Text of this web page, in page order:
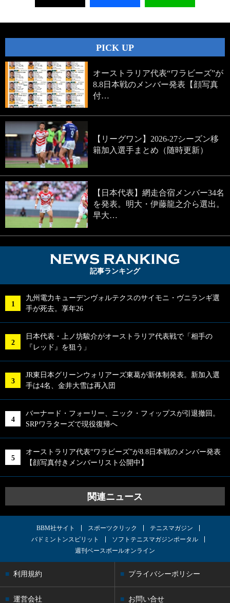
PICK UP
オーストラリア代表“ワラビーズ”が
8.8日本戦のメンバー発表【顔写真
付…
【リーグワン】2026-27シーズン移
籍加入選手まとめ（随時更新）
【日本代表】網走合宿メンバー34名
を発表。明大・伊藤龍之介ら選出。
早大…
記事ランキング
九州電力キューデンヴォルテクスのサイモニ・ヴニランギ選
手が死去。享年26
日本代表・上ノ坊駿介がオーストラリア代表戦で「相手の
『レッド』を狙う」
JR東日本グリーンウォリアーズ東葛が新体制発表。新加入選
手は4名、金井大雪は再入団
バーナード・フォーリー、ニック・フィップスが引退撤回。
SRPワラターズで現役復帰へ
オーストラリア代表“ワラビーズ”が8.8日本戦のメンバー発表
【顔写真付きメンバーリスト公開中】
関連ニュース
BBM社サイト スポーツクリック
テニスマガジン
バドミントンスピリット
ソフトテニスマガジンポータル
週刊ベースボールオンライン
利用規約 プライバシーポリシー
運営会社 お問い合せ